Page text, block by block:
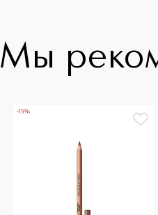
Мы
-15%